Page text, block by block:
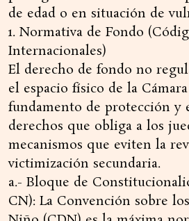
de edad o en situación de
1. Normativa de Fondo
Internacionales)
El derecho de fondo no
el espacio físico de la
fundamento de protección y
derechos que obliga a los
mecanismos que eviten la
victimización secundaria.
a.- Bloque de
CN): La Convención sobre